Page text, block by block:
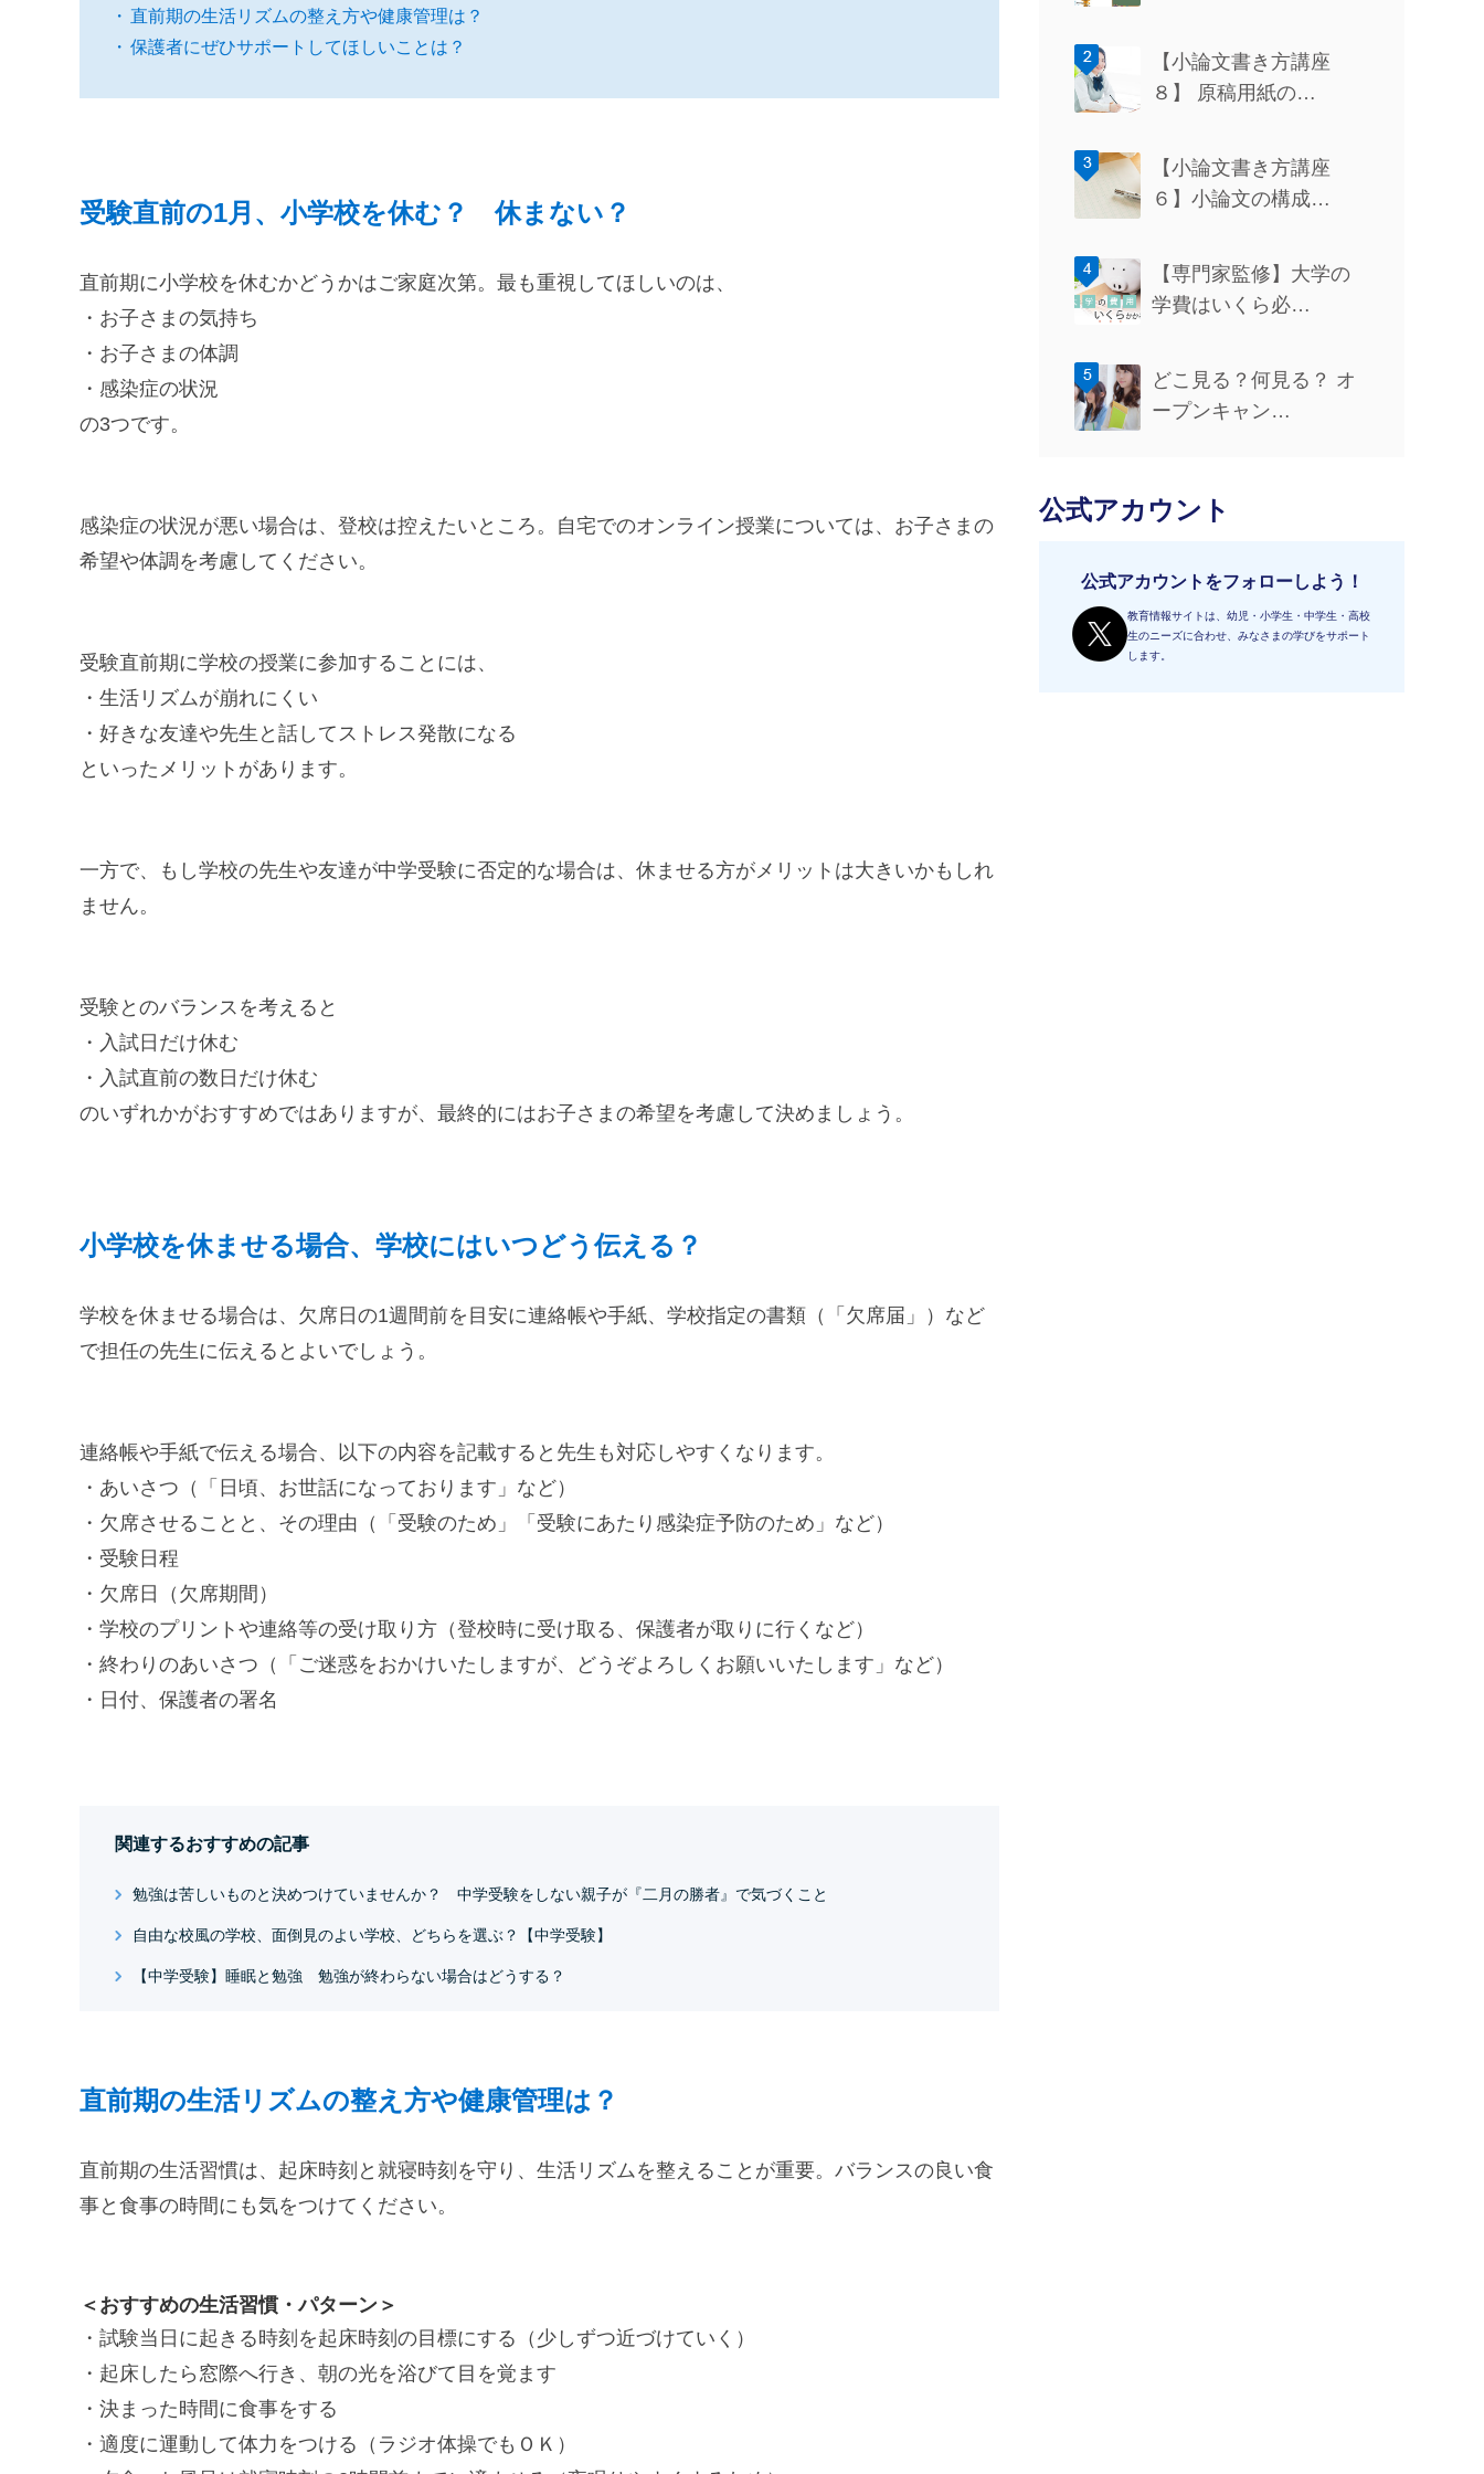
直前期の生活リズムの整え方や健康管理は？
保護者にぜひサポートしてほしいことは？
受験直前の1月、小学校を休む？ 休まない？
直前期に小学校を休むかどうかはご家庭次第。最も重視してほしいのは、
・お子さまの気持ち
・お子さまの体調
・感染症の状況
の3つです。
感染症の状況が悪い場合は、登校は控えたいところ。自宅でのオンライン授業については、お子さまの
希望や体調を考慮してください。
受験直前期に学校の授業に参加することには、
・生活リズムが崩れにくい
・好きな友達や先生と話してストレス発散になる
といったメリットがあります。
一方で、もし学校の先生や友達が中学受験に否定的な場合は、休ませる方がメリットは大きいかもしれ
ません。
受験とのバランスを考えると
・入試日だけ休む
・入試直前の数日だけ休む
のいずれかがおすすめではありますが、最終的にはお子さまの希望を考慮して決めましょう。
小学校を休ませる場合、学校にはいつどう伝える？
学校を休ませる場合は、欠席日の1週間前を目安に連絡帳や手紙、学校指定の書類（「欠席届」）など
で担任の先生に伝えるとよいでしょう。
連絡帳や手紙で伝える場合、以下の内容を記載すると先生も対応しやすくなります。
・あいさつ（「日頃、お世話になっております」など）
・欠席させることと、その理由（「受験のため」「受験にあたり感染症予防のため」など）
・受験日程
・欠席日（欠席期間）
・学校のプリントや連絡等の受け取り方（登校時に受け取る、保護者が取りに行くなど）
・終わりのあいさつ（「ご迷惑をおかけいたしますが、どうぞよろしくお願いいたします」など）
・日付、保護者の署名
関連するおすすめの記事
勉強は苦しいものと決めつけていませんか？ 中学受験をしない親子が『二月の勝者』で気づくこと
自由な校風の学校、面倒見のよい学校、どちらを選ぶ？【中学受験】
【中学受験】睡眠と勉強 勉強が終わらない場合はどうする？
直前期の生活リズムの整え方や健康管理は？
直前期の生活習慣は、起床時刻と就寝時刻を守り、生活リズムを整えることが重要。バランスの良い食
事と食事の時間にも気をつけてください。
＜おすすめの生活習慣・パターン＞
・試験当日に起きる時刻を起床時刻の目標にする（少しずつ近づけていく）
・起床したら窓際へ行き、朝の光を浴びて目を覚ます
・決まった時間に食事をする
・適度に運動して体力をつける（ラジオ体操でもＯＫ）
【小論文書き方講座
８】 原稿用紙の…
【小論文書き方講座
６】小論文の構成…
【専門家監修】大学の
学費はいくら必…
どこ見る？何見る？ オ
ープンキャン…
公式アカウント
公式アカウントをフォローしよう！
教育情報サイトは、幼児・小学生・中学生・高校
生のニーズに合わせ、みなさまの学びをサポート
します。